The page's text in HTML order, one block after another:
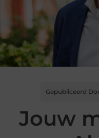
Gepubliceerd
Jouw